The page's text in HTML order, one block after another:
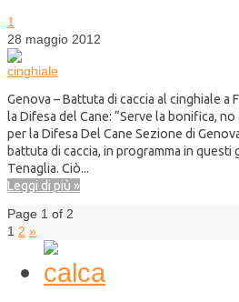
1
28 maggio 2012
Genova – Battuta di caccia al cinghiale
la Difesa del Cane: “Serve la bonifica,
per la Difesa Del Cane Sezione di
battuta di caccia, in programma in
Tenaglia. Ciò...
Leggi di più »
Page 1 of 2
1 2 »